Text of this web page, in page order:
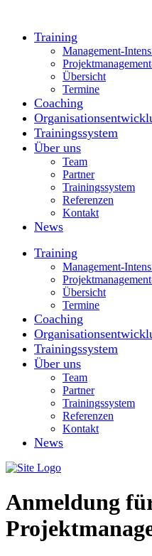
Training
Management-
Übersicht
Termine
Coaching
Trainingssystem
Über uns
Team
Partner
Trainingssystem
Referenzen
Kontakt
News
Training
Management-
Übersicht
Termine
Coaching
Trainingssystem
Über uns
Team
Partner
Trainingssystem
Referenzen
Kontakt
News
Anmeldung